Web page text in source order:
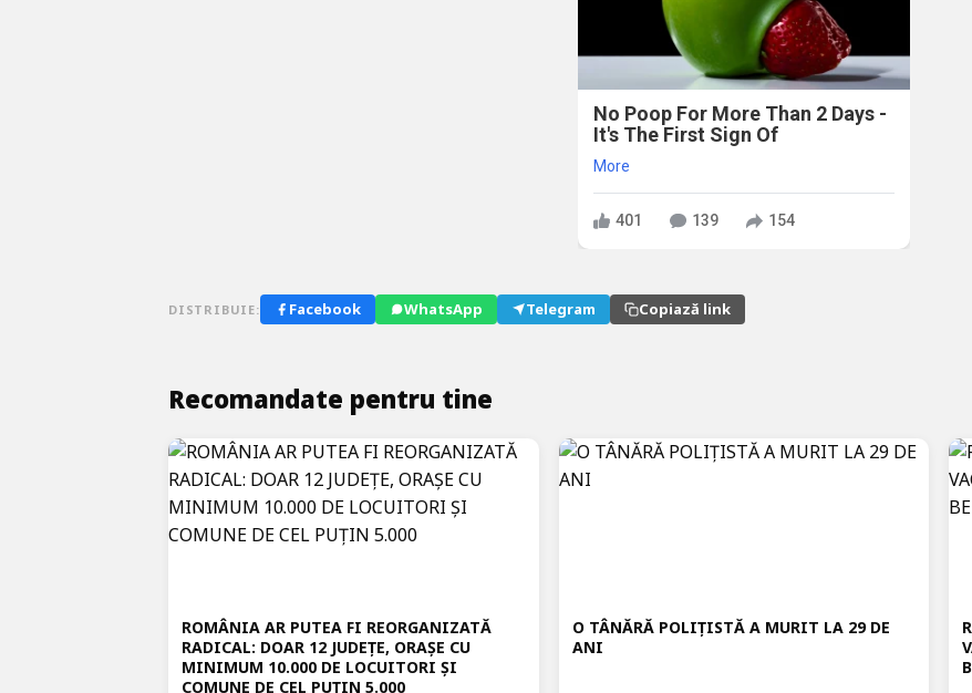
No Poop For More Than 2 Days -
It's The First Sign Of
More
401 139 154
DISTRIBUIE: Facebook WhatsApp Telegram Copiază link
Recomandate pentru tine
ROMÂNIA AR PUTEA FI REORGANIZATĂ
RADICAL: DOAR 12 JUDEȚE, ORAȘE CU
MINIMUM 10.000 DE LOCUITORI ȘI
COMUNE DE CEL PUȚIN 5.000
O TÂNĂRĂ POLIȚISTĂ A MURIT LA 29 DE
ANI